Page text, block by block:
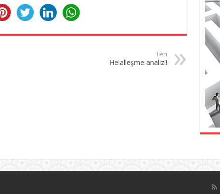
İleri
Helalleşme analizi!